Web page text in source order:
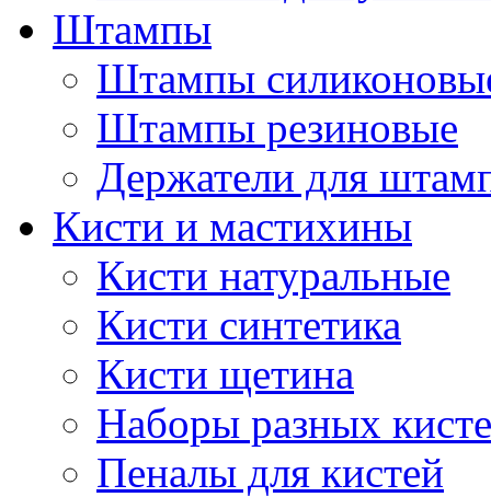
Штампы
Штампы
Штампы резиновые
Держатели для
Кисти и мастихины
Кисти натуральные
Кисти синтетика
Кисти щетина
Наборы разных
Пеналы для кистей